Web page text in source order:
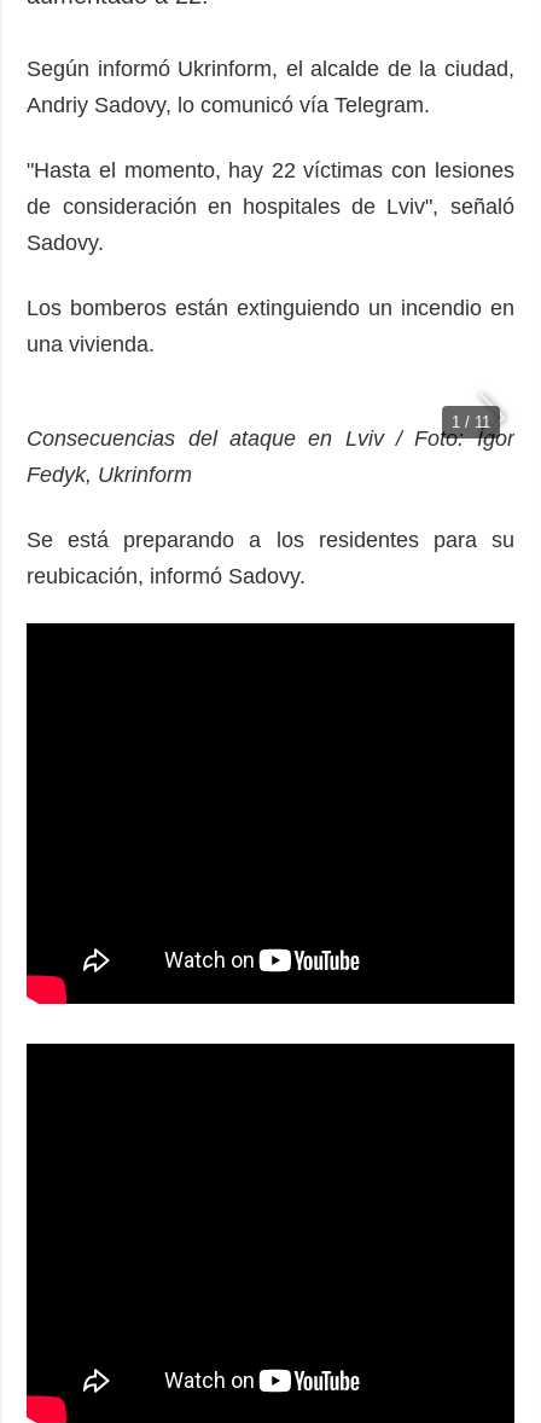
Según informó Ukrinform, el alcalde de la ciudad,
Andriy Sadovy, lo comunicó vía Telegram.
"Hasta el momento, hay 22 víctimas con lesiones
de consideración en hospitales de Lviv", señaló
Sadovy.
Los bomberos están extinguiendo un incendio en
una vivienda.
1 / 11
Consecuencias del ataque en Lviv / Foto: Ígor
Fedyk, Ukrinform
Se está preparando a los residentes para su
reubicación, informó Sadovy.